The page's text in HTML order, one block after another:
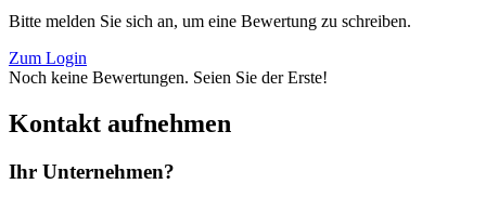
Bitte melden Sie sich an, um eine Bewertung zu schreiben.
Zum Login
Noch keine Bewertungen. Seien Sie der Erste!
Kontakt aufnehmen
Ihr Unternehmen?